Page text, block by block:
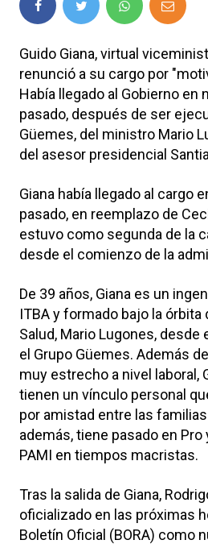
Guido Giana, virtual
renunció a su cargo por
Había llegado al Gobierno en
pasado, después de ser
Güemes, del ministro Mario
del asesor presidencial
Giana había llegado al cargo
pasado, en reemplazo de
estuvo como segunda de la
desde el comienzo de la
De 39 años, Giana es un
ITBA y formado bajo la
Salud, Mario Lugones, desde
el Grupo Güemes. Además
muy estrecho a nivel laboral,
tienen un vínculo personal
por amistad entre las
además, tiene pasado en Pro
PAMI en tiempos macristas.
Tras la salida de Giana,
oficializado en las próximas
Boletín Oficial (BORA) como